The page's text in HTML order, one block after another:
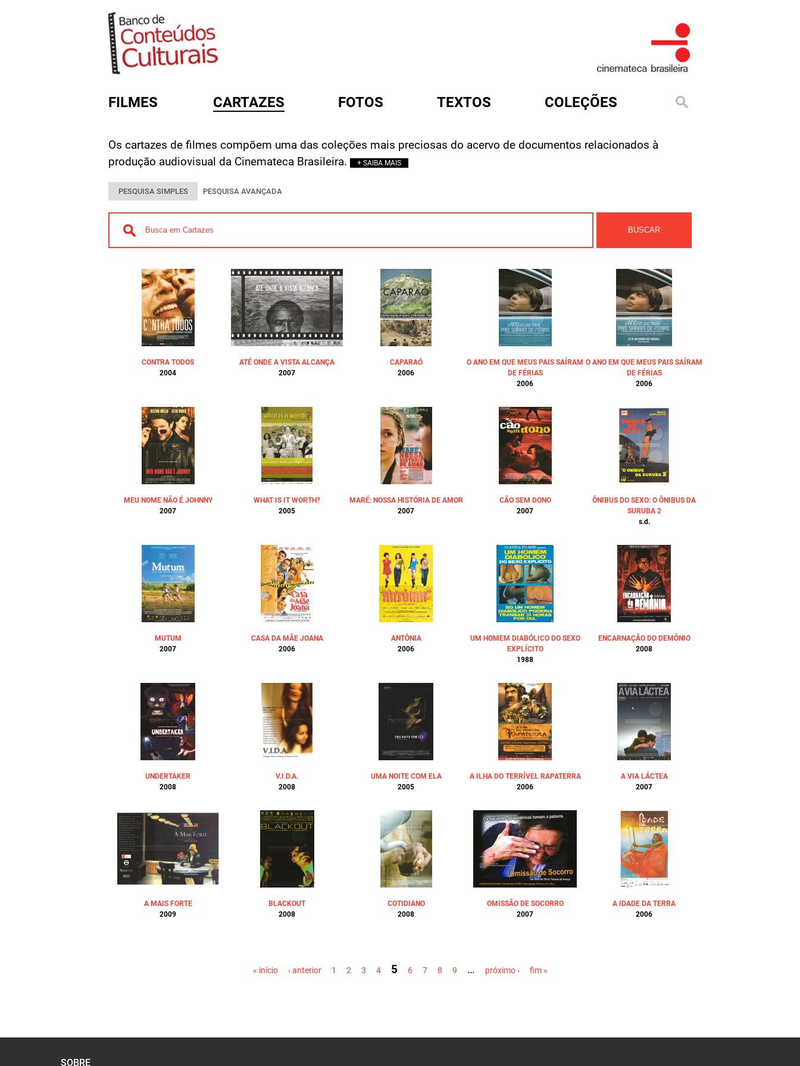
FILMES CARTAZES FOTOS TEXTOS COLEÇÕES
Os cartazes de filmes compõem uma das coleções mais preciosas do acervo de documentos relacionados à
produção audiovisual da Cinemateca Brasileira.
+ SAIBA MAIS
PESQUISA SIMPLES PESQUISA AVANÇADA
CONTRA TODOS
2004
ATÉ ONDE A VISTA ALCANÇA
2007
CAPARAÓ
2006
O ANO EM QUE MEUS PAIS SAÍRAM
DE FÉRIAS
2006
O ANO EM QUE MEUS PAIS SAÍRAM
DE FÉRIAS
2006
MEU NOME NÃO É JOHNNY
2007
WHAT IS IT WORTH?
2005
MARÉ: NOSSA HISTÓRIA DE AMOR
2007
CÃO SEM DONO
2007
ÔNIBUS DO SEXO: O ÔNIBUS DA
SURUBA 2
s.d.
MUTUM
2007
CASA DA MÃE JOANA
2006
ANTÔNIA
2006
UM HOMEM DIABÓLICO DO SEXO
EXPLÍCITO
1988
ENCARNAÇÃO DO DEMÔNIO
2008
UNDERTAKER
2008
V.I.D.A.
2008
UMA NOITE COM ELA
2005
A ILHA DO TERRÍVEL RAPATERRA
2006
A VIA LÁCTEA
2007
A MAIS FORTE
2009
BLACKOUT
2008
COTIDIANO
2008
OMISSÃO DE SOCORRO
2007
A IDADE DA TERRA
2006
« início ‹ anterior 1 2 3 4 5 6 7 8 9 … próximo › fim »
FORMULÁRIO DE BUSCA
SOBRE